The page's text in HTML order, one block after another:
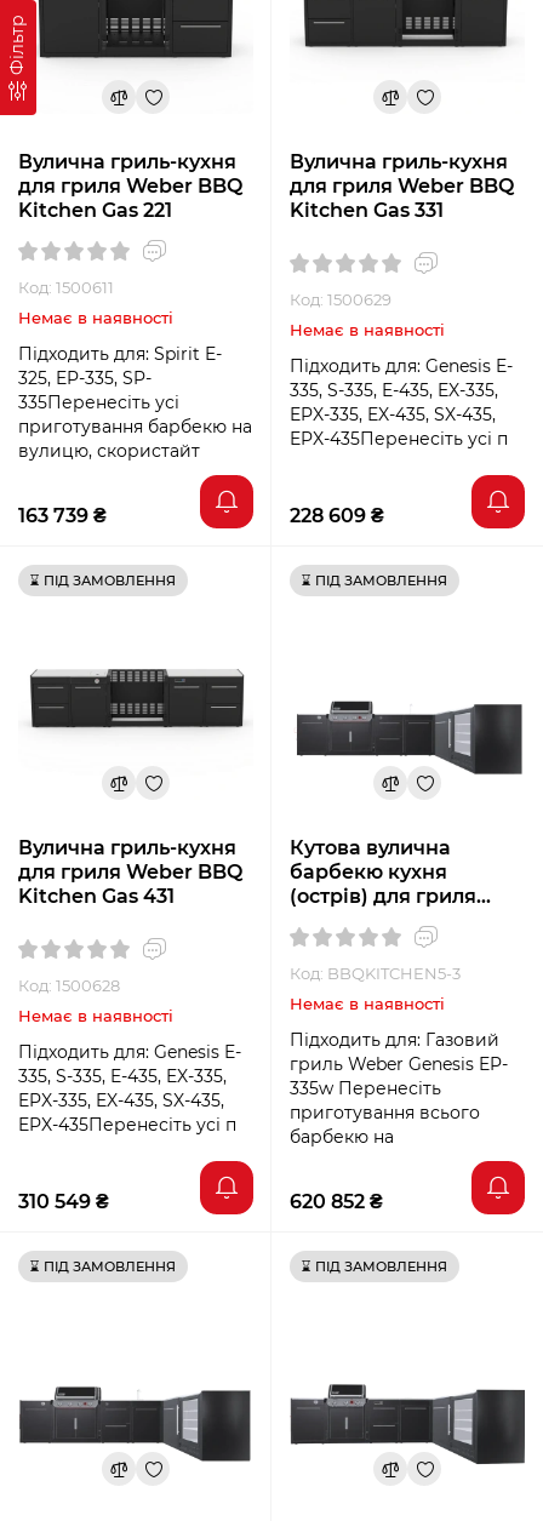
Фільтр
Вулична гриль-кухня
для гриля Weber BBQ
Kitchen Gas 221
Код: 1500611
Немає в наявності
Підходить для: Spirit E-
325, EP-335, SP-
335Перенесіть усі
приготування барбекю на
вулицю, скористайт
163 739 ₴
Вулична гриль-кухня
для гриля Weber BBQ
Kitchen Gas 331
Код: 1500629
Немає в наявності
Підходить для: Genesis E-
335, S-335, E-435, EX-335,
EPX-335, EX-435, SX-435,
EPX-435Перенесіть усі п
228 609 ₴
⌛ ПІД ЗАМОВЛЕННЯ
Вулична гриль-кухня
для гриля Weber BBQ
Kitchen Gas 431
Код: 1500628
Немає в наявності
Підходить для: Genesis E-
335, S-335, E-435, EX-335,
EPX-335, EX-435, SX-435,
EPX-435Перенесіть усі п
310 549 ₴
⌛ ПІД ЗАМОВЛЕННЯ
Кутова вулична
барбекю кухня
(острів) для гриля
Genesis EP-335w
Weber BBQ Kitchen
Gas 331 + модуль
мийки та холодильник
Код: BBQKITCHEN5-3
Немає в наявності
Підходить для: Газовий
гриль Weber Genesis EP-
335w Перенесіть
приготування всього
барбекю на
620 852 ₴
⌛ ПІД ЗАМОВЛЕННЯ ⌛ ПІД ЗАМОВЛЕННЯ